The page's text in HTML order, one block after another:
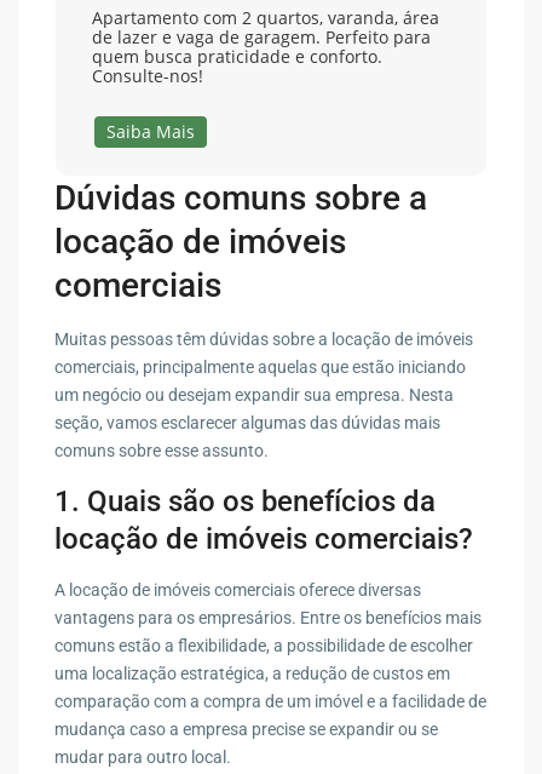
Apartamento com 2 quartos, varanda, área
de lazer e vaga de garagem. Perfeito para
quem busca praticidade e conforto.
Consulte-nos!
Saiba Mais
Dúvidas comuns sobre a
locação de imóveis
comerciais
Muitas pessoas têm dúvidas sobre a locação de imóveis
comerciais, principalmente aquelas que estão iniciando
um negócio ou desejam expandir sua empresa. Nesta
seção, vamos esclarecer algumas das dúvidas mais
comuns sobre esse assunto.
1. Quais são os benefícios da
locação de imóveis comerciais?
A locação de imóveis comerciais oferece diversas
vantagens para os empresários. Entre os benefícios mais
comuns estão a flexibilidade, a possibilidade de escolher
uma localização estratégica, a redução de custos em
comparação com a compra de um imóvel e a facilidade de
mudança caso a empresa precise se expandir ou se
mudar para outro local.